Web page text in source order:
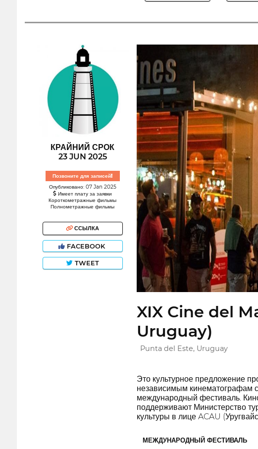
КРАЙНИЙ СРОК
23 JUN 2025
Позвоните для записей!
Опубликовано: 07 Jan 2025
Имеет плату за заявки
Короткометражные фильмы
Полнометражные фильмы
ССЫЛКА
FACEBOOK
TWEET
XIX Cine del
Uruguay)
Punta del Este, Uruguay
Это культурное предложение
независимым кинематографам
международный фестиваль.
поддерживают Министерство
культуры в лице ACAU
МЕЖДУНАРОДНЫЙ ФЕСТИВАЛЬ